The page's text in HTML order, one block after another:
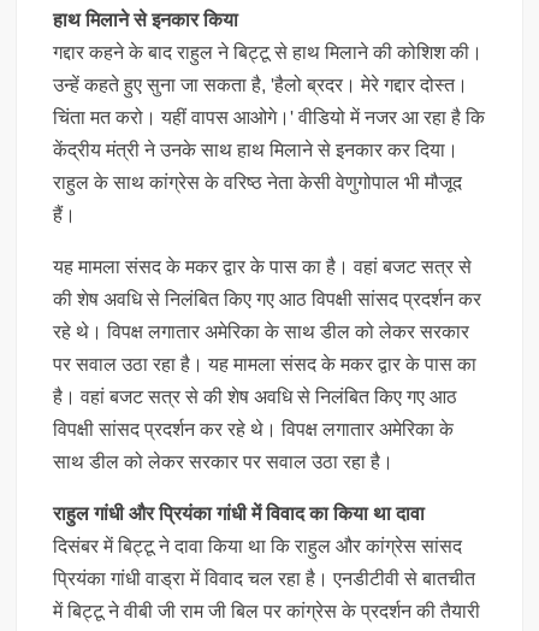
हाथ मिलाने से इनकार किया
गद्दार कहने के बाद राहुल ने बिट्टू से हाथ मिलाने की कोशिश की।
उन्हें कहते हुए सुना जा सकता है, 'हैलो ब्रदर। मेरे गद्दार दोस्त।
चिंता मत करो। यहीं वापस आओगे।' वीडियो में नजर आ रहा है कि
केंद्रीय मंत्री ने उनके साथ हाथ मिलाने से इनकार कर दिया।
राहुल के साथ कांग्रेस के वरिष्ठ नेता केसी वेणुगोपाल भी मौजूद
हैं।
यह मामला संसद के मकर द्वार के पास का है। वहां बजट सत्र से
की शेष अवधि से निलंबित किए गए आठ विपक्षी सांसद प्रदर्शन कर
रहे थे। विपक्ष लगातार अमेरिका के साथ डील को लेकर सरकार
पर सवाल उठा रहा है। यह मामला संसद के मकर द्वार के पास का
है। वहां बजट सत्र से की शेष अवधि से निलंबित किए गए आठ
विपक्षी सांसद प्रदर्शन कर रहे थे। विपक्ष लगातार अमेरिका के
साथ डील को लेकर सरकार पर सवाल उठा रहा है।
राहुल गांधी और प्रियंका गांधी में विवाद का किया था दावा
दिसंबर में बिट्टू ने दावा किया था कि राहुल और कांग्रेस सांसद
प्रियंका गांधी वाड्रा में विवाद चल रहा है। एनडीटीवी से बातचीत
में बिट्टू ने वीबी जी राम जी बिल पर कांग्रेस के प्रदर्शन की तैयारी